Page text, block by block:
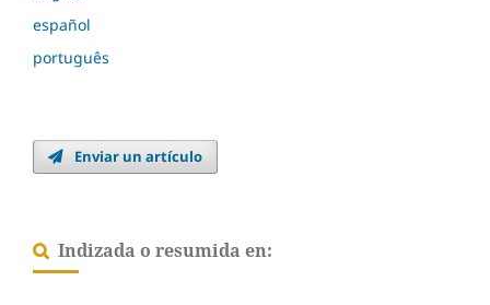
español
português
Enviar un artículo
Indizada o resumida en: